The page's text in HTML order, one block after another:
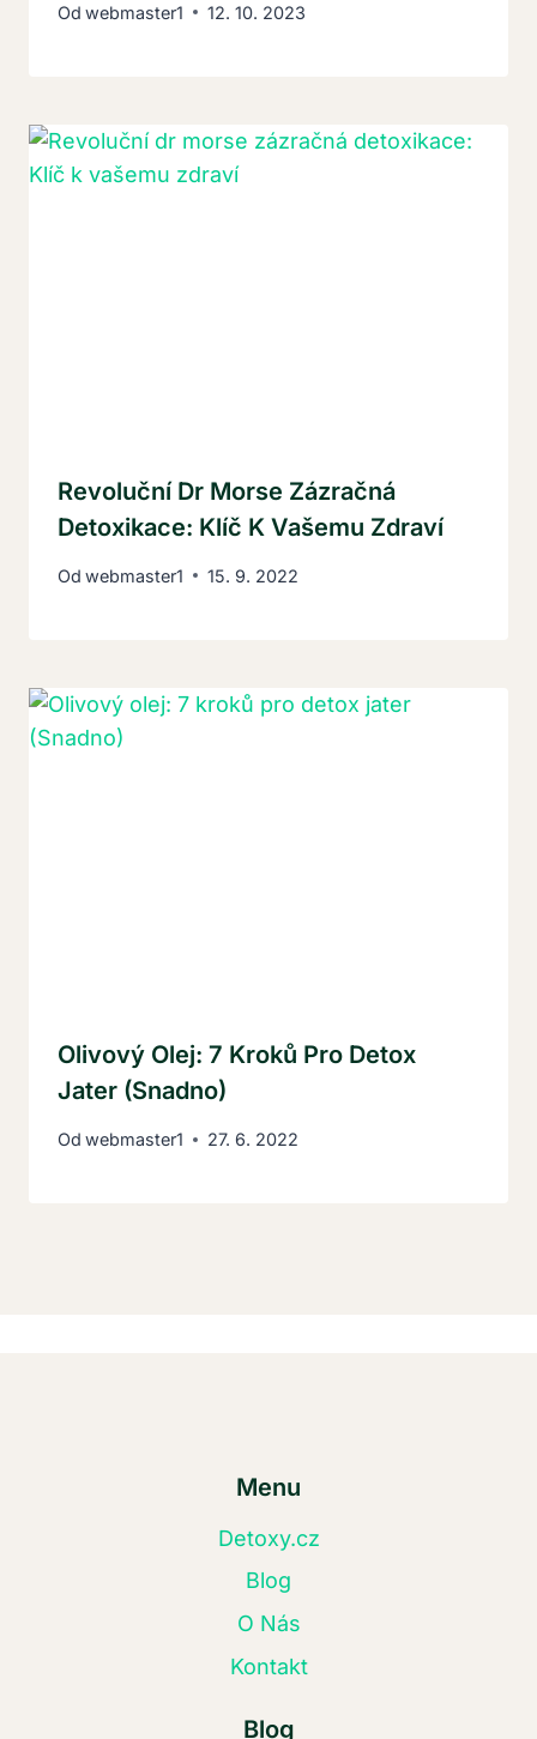
Od webmaster1 12. 10. 2023
Revoluční Dr Morse Zázračná
Detoxikace: Klíč K Vašemu Zdraví
Od webmaster1 15. 9. 2022
Olivový Olej: 7 Kroků Pro Detox
Jater (Snadno)
Od webmaster1 27. 6. 2022
Menu
Detoxy.cz
Blog
O Nás
Kontakt
Blog